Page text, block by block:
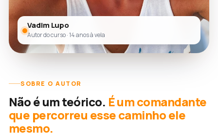
Vadim Lupo
Autor do curso · 14 anos à vela
SOBRE O AUTOR
Não é um teórico. É um comandante
que percorreu esse caminho ele
mesmo.